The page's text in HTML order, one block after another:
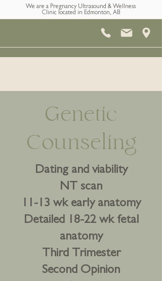
We are a Pregnancy Ultrasound & Wellness
Clinic located in Edmonton, AB
Genetic
Counseling
Dating and viability
NT scan
11-13 wk early anatomy
Detailed 18-22 wk fetal
anatomy
Third Trimester
Second Opinion